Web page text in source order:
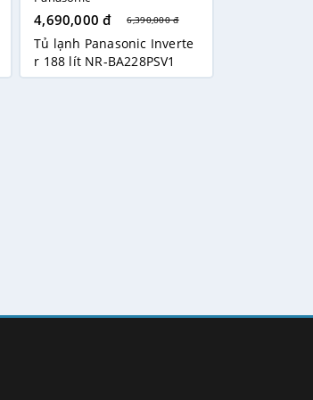
4,690,000 đ 6,390,000 đ
Tủ lạnh Panasonic Inverte
r 188 lít NR-BA228PSV1